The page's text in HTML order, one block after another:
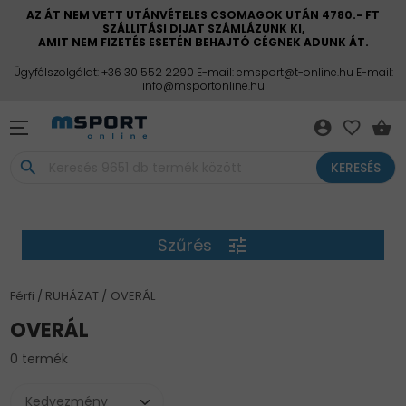
AZ ÁT NEM VETT UTÁNVÉTELES CSOMAGOK UTÁN 4780.- FT
SZÁLLITÁSI DIJAT SZÁMLÁZUNK KI,
AMIT NEM FIZETÉS ESETÉN BEHAJTÓ CÉGNEK ADUNK ÁT.
Ügyfélszolgálat: +36 30 552 2290 E-mail: emsport@t-online.hu E-mail:
info@msportonline.hu
account_circle favorite_border shopping_basket
search KERESÉS
Szűrés tune
Férfi RUHÁZAT OVERÁL
OVERÁL
0 termék